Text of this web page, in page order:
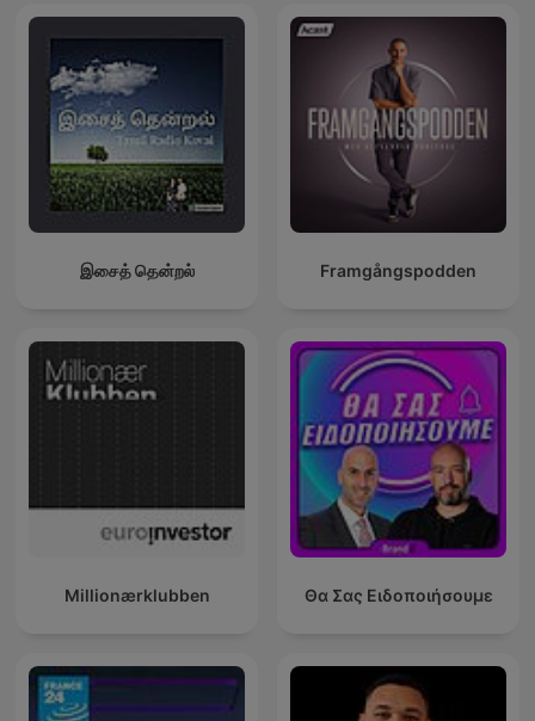
இசைத் தென்றல் Framgångspodden
Millionærklubben Θα Σας Ειδοποιήσουμε